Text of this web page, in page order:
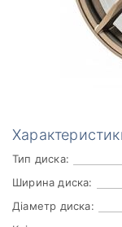
Тип диска:
Ширина диска:
Діаметр диска: